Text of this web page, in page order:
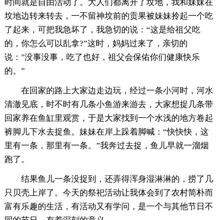
时间就是自由活动了。大人们都离开了坟地，我和妹妹在
坟地边转来转去，一不留神坟前的贡果被妹妹拎起一个吃
了起来，可把我急坏了，我急切的说：“这是给祖父吃
的，你怎么可以乱拿?”这时，妈妈过来了，亲切的
说："没事没事，吃了也好，祖父会保佑你们健康快乐
的。”
在回家的路上大家边走边玩，经过一条小河时，河水
清澈见底，时不时有几条小鱼游来游去，大家想捉几条带
回家养在鱼缸里观赏，于是大家找到一个水浅的地方卷起
裤脚儿下水去捉鱼。妹妹在岸上跺着脚喊：“快快快，这
里有一条，那里有一条。”我奔过去捉，鱼儿早就一溜烟
跑了。
结果鱼儿一条没捉到，还弄得浑身湿淋淋的，捞了几
只贝壳上岸了。今天的祭祀活动让我体会到了农村简朴而
富有乐趣的生活，有活动又有学问，是一个与其他节日不